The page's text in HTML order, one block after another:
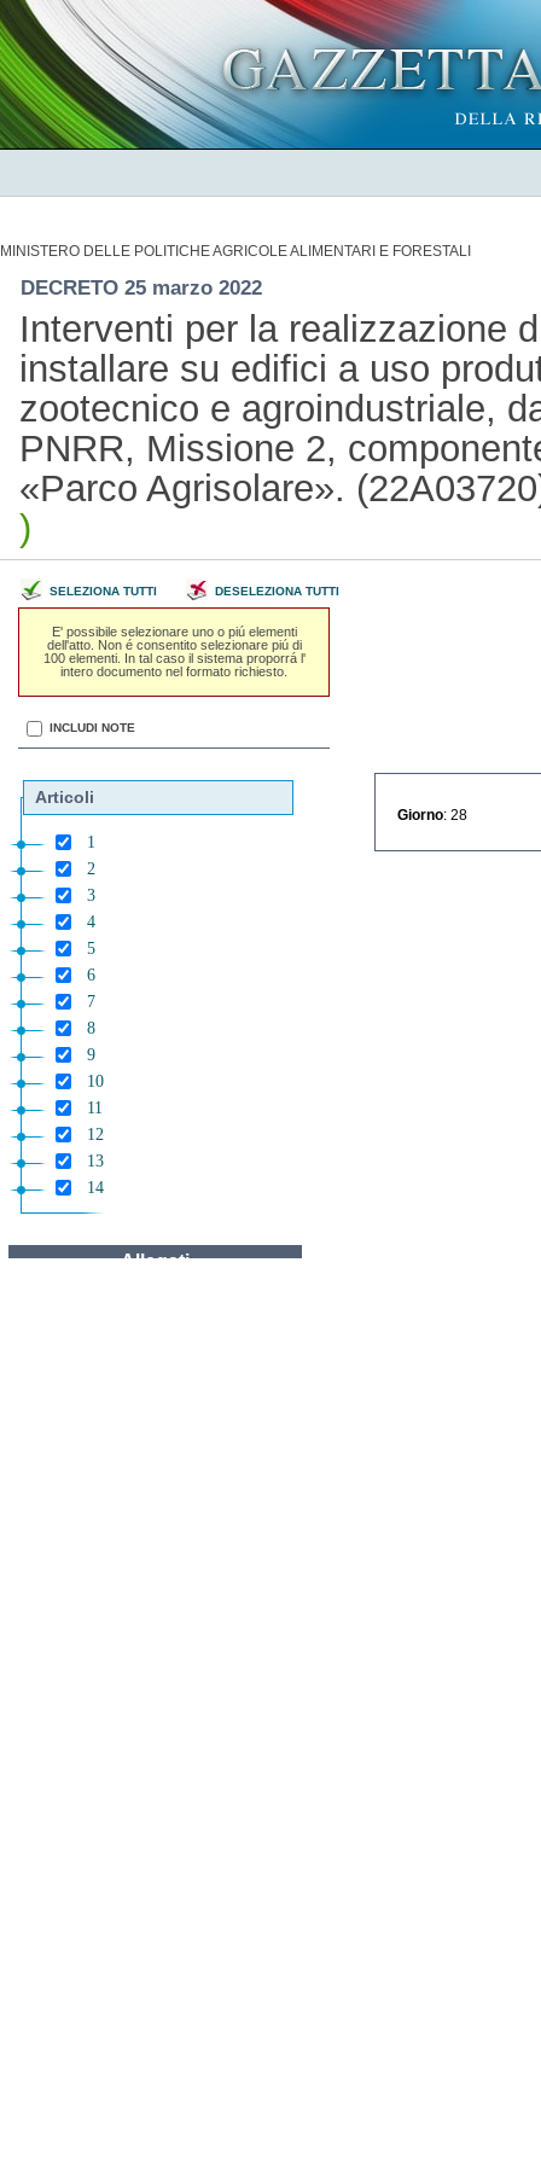
MINISTERO DELLE POLITICHE AGRICOLE ALIMENTARI E FORESTALI
DECRETO 25 marzo 2022
Interventi per la realizzazione
installare su edifici a uso
zootecnico e agroindustriale,
PNRR, Missione 2,
«Parco Agrisolare».
)
SELEZIONA TUTTI DESELEZIONA TUTTI
E' possibile selezionare uno o piú elementi
dell'atto. Non é consentito selezionare piú di
100 elementi. In tal caso il sistema proporrá l'
intero documento nel formato richiesto.
INCLUDI NOTE
Articoli
1
2
3
4
5
6
7
8
9
10
11
12
13
14
Allegati
Giorno : 28